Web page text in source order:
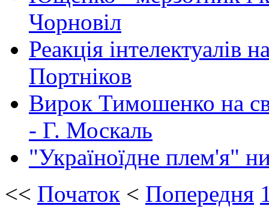
Чорновіл
Реакція
Портніков
Вирок Тимошенко на
- Г. Москаль
"Україноїдне плем'я"
<< Початок < Попередня